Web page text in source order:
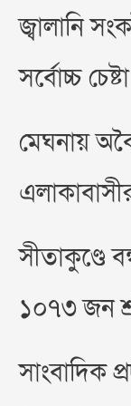
জ্বালানি
সর্বোচ্চ
মেঘনায়
সীতাকুণ্ডে
১০৭৩ জন
সাংবাদিক